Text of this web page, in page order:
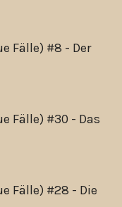
Fälle) #8 - Der
Fälle) #30 - Das
Fälle) #28 - Die